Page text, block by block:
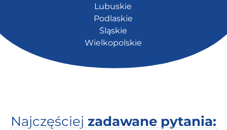
Lubuskie
Podlaskie
Śląskie
Wielkopolskie
Najczęściej zadawane pytania: